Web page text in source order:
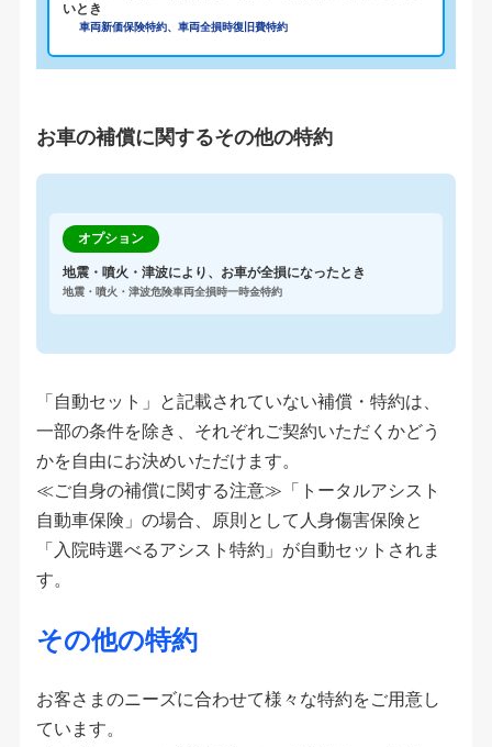
いとき
車両新価保険特約、車両全損時復旧費特約
お車の補償に関するその他の特約
オプション
地震・噴火・津波により、お車が全損になったとき
地震・噴火・津波危険車両全損時一時金特約
「自動セット」と記載されていない補償・特約は、
一部の条件を除き、それぞれご契約いただくかどう
かを自由にお決めいただけます。
≪ご自身の補償に関する注意≫「トータルアシスト
自動車保険」の場合、原則として人身傷害保険と
「入院時選べるアシスト特約」が自動セットされま
す。
その他の特約
お客さまのニーズに合わせて様々な特約をご用意し
ています。